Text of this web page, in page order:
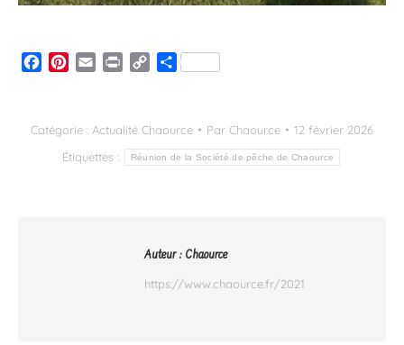
Facebook
Pinterest
Email Print
CopyPartager
Catégorie : Actualité Chaource Par Chaource
12 février 2026
Étiquettes :
Réunion de la Société de pêche de Chaource
Auteur : Chaource
https://www.chaource.fr/2021